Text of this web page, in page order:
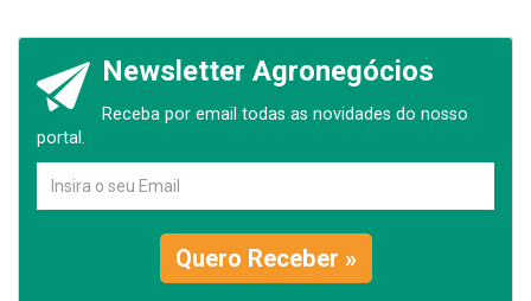
Newsletter Agronegócios
Receba por email todas as novidades do nosso
portal.
Quero Receber »